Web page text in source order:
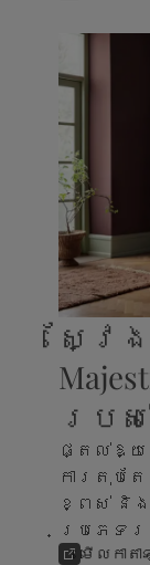
ស្វ
របស់
ផ្តល់ឱ្យ
ការតុប
ខ្ពស់ និង
ប្រភេទ
មើលកាត